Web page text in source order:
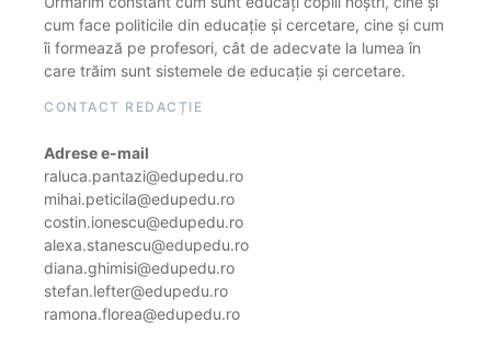
cum face politicile din educație și cercetare, cine și cum
îi formează pe profesori, cât de adecvate la lumea în
care trăim sunt sistemele de educație și cercetare.
CONTACT REDACȚIE
Adrese e-mail
raluca.pantazi@edupedu.ro
mihai.peticila@edupedu.ro
costin.ionescu@edupedu.ro
alexa.stanescu@edupedu.ro
diana.ghimisi@edupedu.ro
stefan.lefter@edupedu.ro
ramona.florea@edupedu.ro